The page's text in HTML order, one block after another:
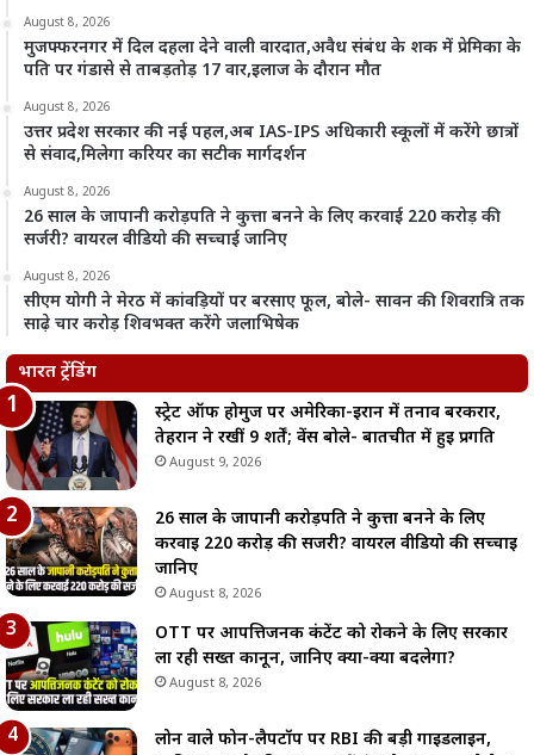
August 8, 2026
मुजफ्फरनगर में दिल दहला देने वाली वारदात,अवैध संबंध के शक में प्रेमिका के
पति पर गंडासे से ताबड़तोड़ 17 वार,इलाज के दौरान मौत
August 8, 2026
उत्तर प्रदेश सरकार की नई पहल,अब IAS-IPS अधिकारी स्कूलों में करेंगे छात्रों
से संवाद,मिलेगा करियर का सटीक मार्गदर्शन
August 8, 2026
26 साल के जापानी करोड़पति ने कुत्ता बनने के लिए करवाई 220 करोड़ की
सर्जरी? वायरल वीडियो की सच्चाई जानिए
August 8, 2026
सीएम योगी ने मेरठ में कांवड़ियों पर बरसाए फूल, बोले- सावन की शिवरात्रि तक
साढ़े चार करोड़ शिवभक्त करेंगे जलाभिषेक
भारत ट्रेंडिंग
स्ट्रेट ऑफ होर्मुज पर अमेरिका-ईरान में तनाव बरकरार,
तेहरान ने रखीं 9 शर्तें; वेंस बोले- बातचीत में हुई प्रगति
August 9, 2026
26 साल के जापानी करोड़पति ने कुत्ता बनने के लिए
करवाई 220 करोड़ की सर्जरी? वायरल वीडियो की सच्चाई
जानिए
August 8, 2026
OTT पर आपत्तिजनक कंटेंट को रोकने के लिए सरकार
ला रही सख्त कानून, जानिए क्या-क्या बदलेगा?
August 8, 2026
लोन वाले फोन-लैपटॉप पर RBI की बड़ी गाइडलाइन,